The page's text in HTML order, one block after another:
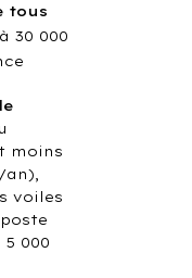
tous
30 000
moins
voiles
000